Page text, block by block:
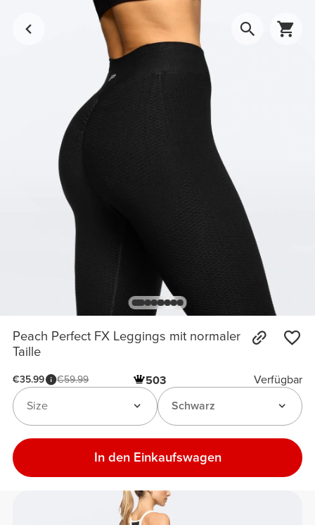
Peach Perfect FX Leggings mit normaler
Taille
€35.99 €59.99 503
Verfügbar
Schwarz
Size
In den Einkaufswagen